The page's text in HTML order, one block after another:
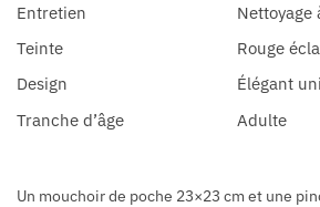
Entretien
Nettoyage
Teinte
Rouge
Design
Élégant
Tranche d’âge
Adulte
Un mouchoir de poche 23×23 cm et une